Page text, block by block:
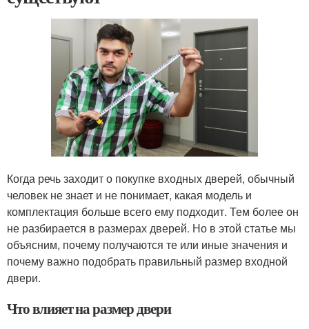
Когда речь заходит о покупке входных дверей, обычный
человек не знает и не понимает, какая модель и
комплектация больше всего ему подходит. Тем более он
не разбирается в размерах дверей. Но в этой статье мы
объясним, почему получаются те или иные значения и
почему важно подобрать правильный размер входной
двери.
Что влияет на размер двери